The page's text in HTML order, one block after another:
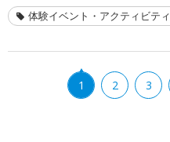
体験イベント・アクティビティ
1 2 3